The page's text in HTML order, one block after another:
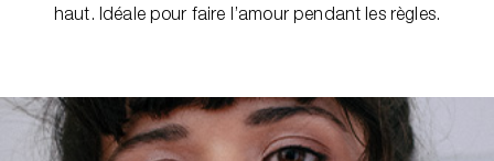
haut. Idéale pour faire l’amour pendant les règles.